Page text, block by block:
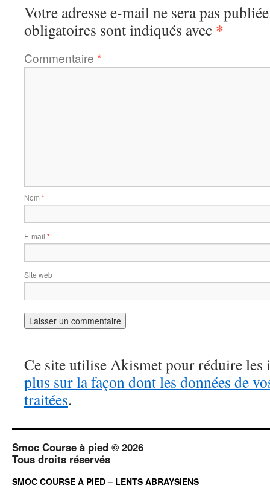
Votre adresse e-mail ne sera pas
obligatoires sont indiqués avec *
Commentaire *
Nom *
E-mail *
Site web
Ce site utilise Akismet pour réduire les
plus sur la façon dont les données de
traitées.
Smoc Course à pied © 2026
Tous droits réservés
SMOC COURSE A PIED – LENTS ABRAYSIENS